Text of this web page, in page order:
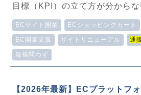
目標（KPI）の立て方が分から
ECサイト開業 ECショッピングカート
EC開業支援 サイトリニューアル 通
規模問わず
【2026年最新】ECプラットフ